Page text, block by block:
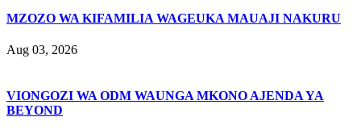
MZOZO WA KIFAMILIA WAGEUKA MAUAJI NAKURU
Aug 03, 2026
VIONGOZI WA ODM WAUNGA MKONO AJENDA YA
BEYOND